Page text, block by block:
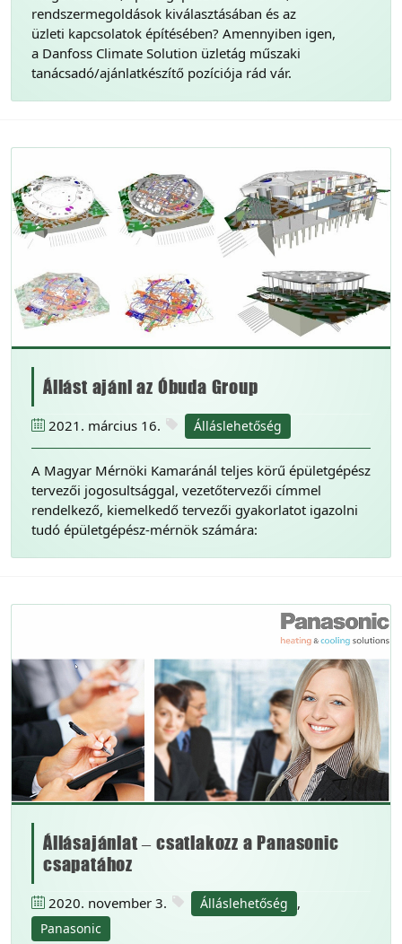
rendszermegoldások kiválasztásában és az
üzleti kapcsolatok építésében? Amennyiben igen,
a Danfoss Climate Solution üzletág műszaki
tanácsadó/ajánlatkészítő pozíciója rád vár.
Állást ajánl az Óbuda Group
2021. március 16. Álláslehetőség
A Magyar Mérnöki Kamaránál teljes körű épületgépész
tervezői jogosultsággal, vezetőtervezői címmel
rendelkező, kiemelkedő tervezői gyakorlatot igazolni
tudó épületgépész-mérnök számára:
Állásajánlat – csatlakozz a Panasonic
csapatához
2020. november 3. Álláslehetőség ,
Panasonic